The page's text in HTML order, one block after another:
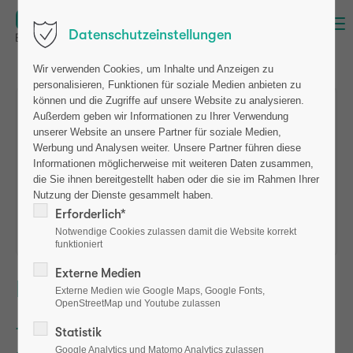
Pressemitteilungen
Presseberichte
Pressebilder
Pressekontakt
Pressemitteilungen
10.06.2025/osteolabs GmbH and labor team w
Datenschutzeinstellungen
Wir verwenden Cookies, um Inhalte und Anzeigen zu
personalisieren, Funktionen für soziale Medien anbieten zu
können und die Zugriffe auf unsere Website zu analysieren.
Außerdem geben wir Informationen zu Ihrer Verwendung
unserer Website an unsere Partner für soziale Medien,
Werbung und Analysen weiter. Unsere Partner führen diese
Informationen möglicherweise mit weiteren Daten zusammen,
die Sie ihnen bereitgestellt haben oder die sie im Rahmen Ihrer
Nutzung der Dienste gesammelt haben.
Erforderlich*
Notwendige Cookies zulassen damit die Website korrekt
funktioniert
Externe Medien
Externe Medien wie Google Maps, Google Fonts,
OpenStreetMap und Youtube zulassen
Statistik
Google Analytics und Matomo Analytics zulassen